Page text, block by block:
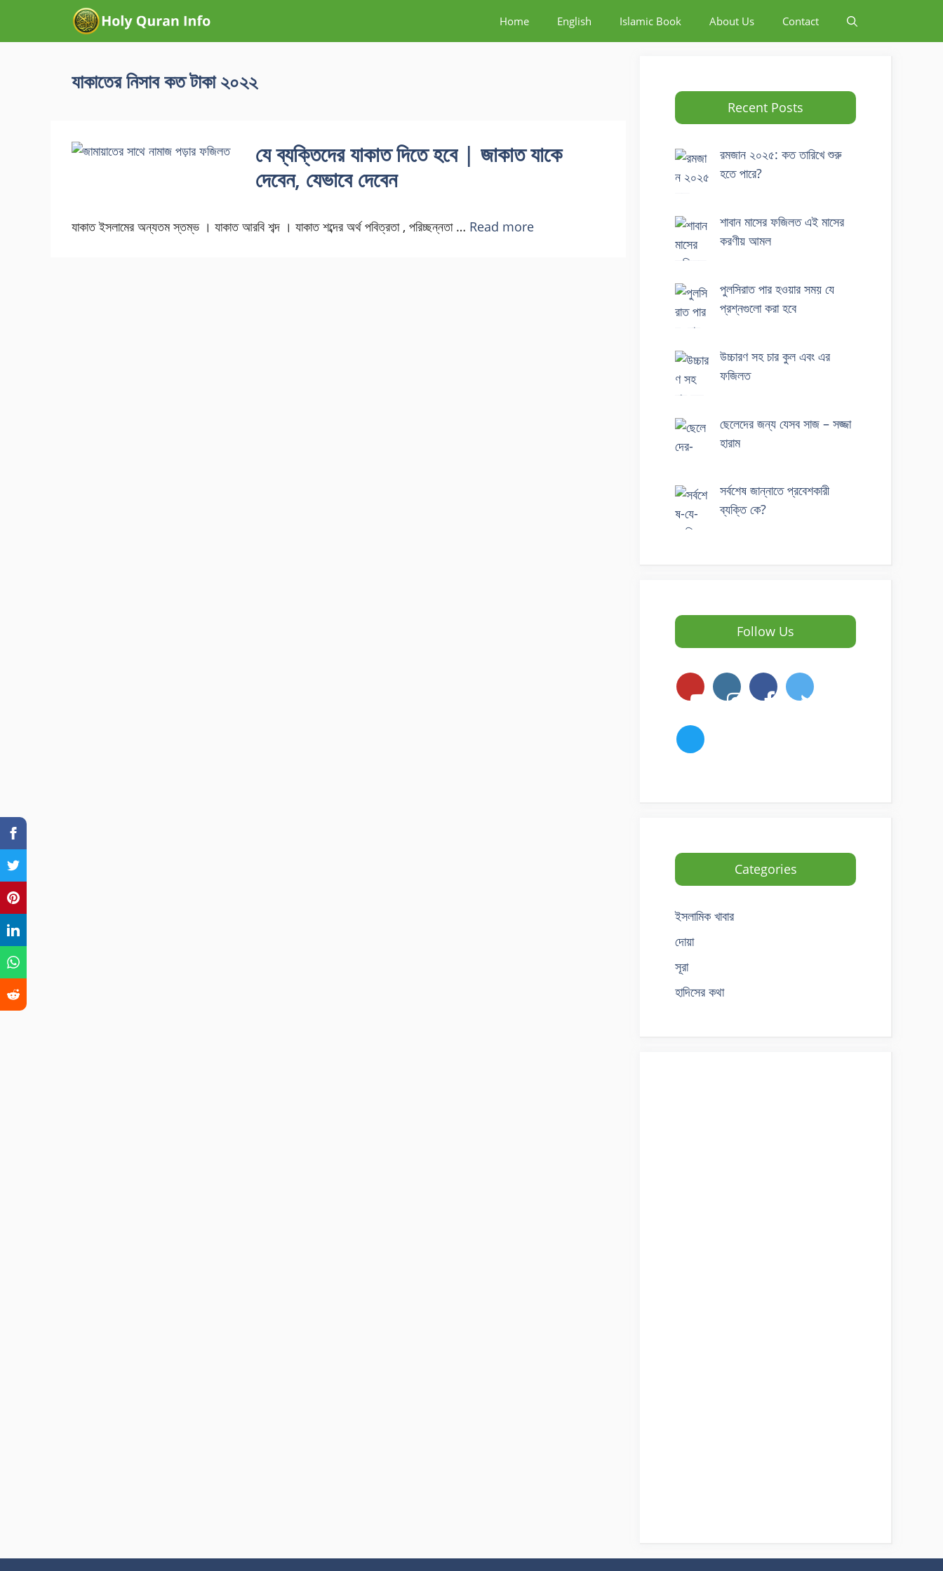
Home English Islamic Book About Us Contact
যাকাতের নিসাব কত টাকা ২০২২
যে ব্যক্তিদের যাকাত দিতে হবে | জাকাত যাকে
দেবেন, যেভাবে দেবেন
যাকাত ইসলামের অন্যতম স্তম্ভ । যাকাত আরবি শব্দ । যাকাত শব্দের অর্থ পবিত্রতা , পরিচ্ছন্নতা … Read more
Recent Posts
রমজান ২০২৫: কত তারিখে শুরু
হতে পারে?
শাবান মাসের ফজিলত এই মাসের
করণীয় আমল
পুলসিরাত পার হওয়ার সময় যে
প্রশ্নগুলো করা হবে
উচ্চারণ সহ চার কুল এবং এর
ফজিলত
ছেলেদের জন্য যেসব সাজ – সজ্জা
হারাম
সর্বশেষ জান্নাতে প্রবেশকারী
ব্যক্তি কে?
Follow Us
Categories
ইসলামিক খাবার
দোয়া
সূরা
হাদিসের কথা